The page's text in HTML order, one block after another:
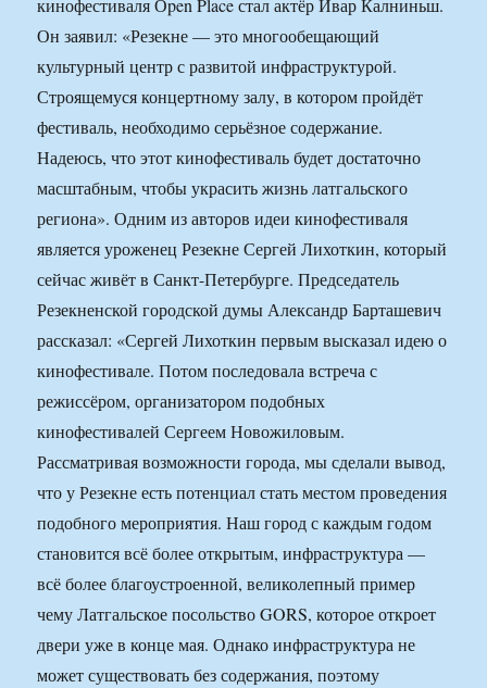
кинофестиваля Оpen Place стал актёр Ивар Калниньш.
Он заявил: «Резекне — это многообещающий
культурный центр с развитой инфраструктурой.
Строящемуся концертному залу, в котором пройдёт
фестиваль, необходимо серьёзное содержание.
Надеюсь, что этот кинофестиваль будет достаточно
масштабным, чтобы украсить жизнь латгальского
региона». Одним из авторов идеи кинофестиваля
является уроженец Резекне Сергей Лихоткин, который
сейчас живёт в Санкт-Петербурге. Председатель
Резекненской городской думы Александр Барташевич
рассказал: «Сергей Лихоткин первым высказал идею о
кинофестивале. Потом последовала встреча с
режиссёром, организатором подобных
кинофестивалей Сергеем Новожиловым.
Рассматривая возможности города, мы сделали вывод,
что у Резекне есть потенциал стать местом проведения
подобного мероприятия. Наш город с каждым годом
становится всё более открытым, инфраструктура —
всё более благоустроенной, великолепный пример
чему Латгальское посольство GORS, которое откроет
двери уже в конце мая. Однако инфраструктура не
может существовать без содержания, поэтому